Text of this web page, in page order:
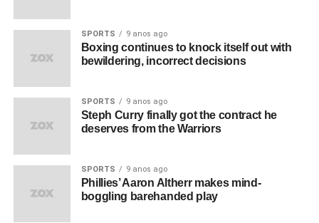
SPORTS 9 anos ago
Boxing continues to knock itself out with
bewildering, incorrect decisions
SPORTS 9 anos ago
Steph Curry finally got the contract he
deserves from the Warriors
SPORTS 9 anos ago
Phillies’ Aaron Altherr makes mind-
boggling barehanded play